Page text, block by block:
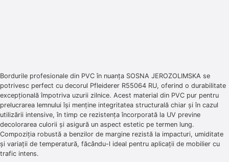
Bordurile profesionale din PVC în nuanța SOSNA JEROZOLIMSKA se
potrivesc perfect cu decorul Pfleiderer R55064 RU, oferind o durabilitate
excepțională împotriva uzurii zilnice. Acest material din PVC pur pentru
prelucrarea lemnului își menține integritatea structurală chiar și în cazul
utilizării intensive, în timp ce rezistența încorporată la UV previne
decolorarea culorii și asigură un aspect estetic pe termen lung.
Compoziția robustă a benzilor de margine rezistă la impacturi, umiditate
și variații de temperatură, făcându-l ideal pentru aplicații de mobilier cu
trafic intens.